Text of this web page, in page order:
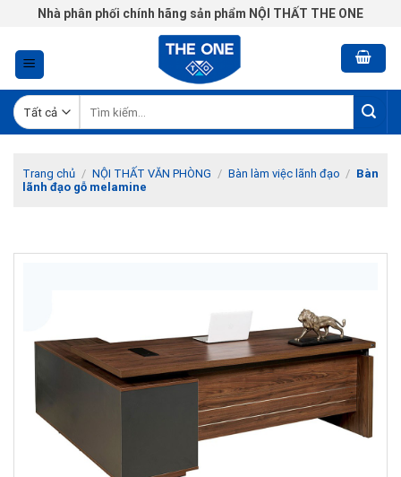
Chuyển
nội
dung
Nhà phân phối chính hãng sản phẩm NỘI THẤT THE ONE
kiếm:
Trang chủ / NỘI THẤT VĂN PHÒNG / Bàn làm việc lãnh đạo / Bàn
lãnh đạo gỗ melamine